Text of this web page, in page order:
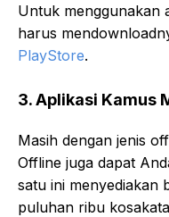
Untuk menggunakan
harus
PlayStore.
3. Aplikasi Kamus
Masih dengan jenis
Offline juga dapat
satu ini menyediakan
puluhan ribu